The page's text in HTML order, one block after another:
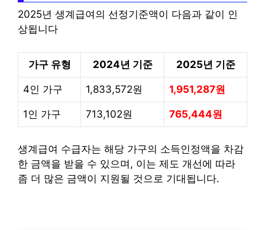
2025년 생계급여의 선정기준액이 다음과 같이 인
상됩니다
가구 유형 2024년 기준 2025년 기준
4인 가구 1,833,572원 1,951,287원
1인 가구 713,102원 765,444원
생계급여 수급자는 해당 가구의 소득인정액을 차감
한 금액을 받을 수 있으며, 이는 제도 개선에 따라
좀 더 많은 금액이 지원될 것으로 기대됩니다.